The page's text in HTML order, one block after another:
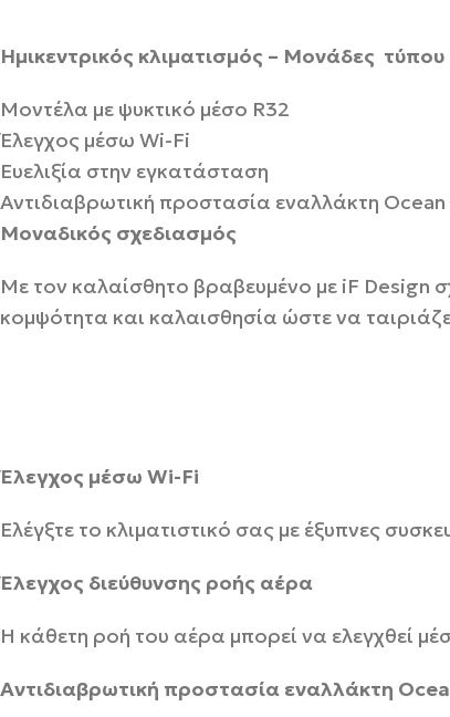
Ημικεντρικός κλιματισμός – Μονάδες
Μοντέλα με ψυκτικό μέσο R32
Έλεγχος μέσω Wi-Fi
Ευελιξία στην εγκατάσταση
Αντιδιαβρωτική προστασία εναλλάκτη Οcean
Μοναδικός σχεδιασμός
Με τον καλαίσθητο βραβευμένο με iF Design
κομψότητα και καλαισθησία ώστε να
Έλεγχος μέσω Wi-Fi
Ελέγξτε το κλιματιστικό σας με έξυπνες
Έλεγχος διεύθυνσης ροής αέρα
Η κάθετη ροή του αέρα μπορεί να ελεγχθεί
Αντιδιαβρωτική προστασία εναλλάκτη